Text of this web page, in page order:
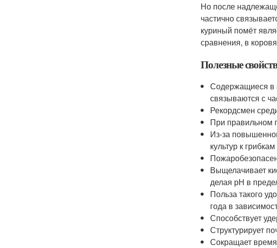
Но после
частично
куриный помёт
сравнения, в
Полезные
Содержащиеся в
связываются с
Рекордсмен
При правильном
Из-за
культур к
Выщелачивает
делая рН в
Польза такого
года в
Способствует
Структурирует
Сокращает